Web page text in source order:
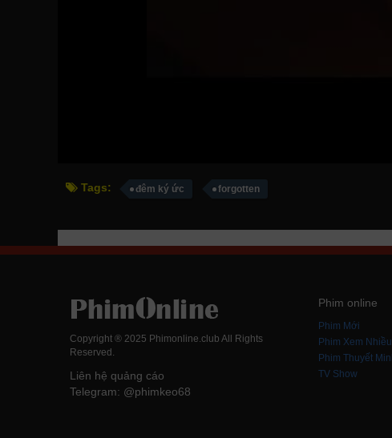
Tags: đêm ký ức forgotten
Copyright ® 2025 Phimonline.club All Rights
Reserved.
Liên hệ quảng cáo
Telegram: @phimkeo68
Phim online
Phim Mới
Phim Xem Nhiều
Phim Thuyết
TV Show